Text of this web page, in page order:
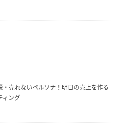
・売れないペルソナ！明日の売上を作る
ィング